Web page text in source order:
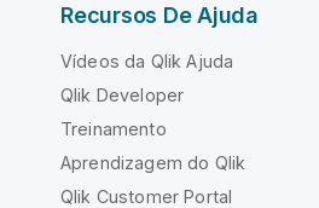
Recursos De Ajuda
Vídeos da Qlik Ajuda
Qlik Developer
Treinamento
Aprendizagem do Qlik
Qlik Customer Portal